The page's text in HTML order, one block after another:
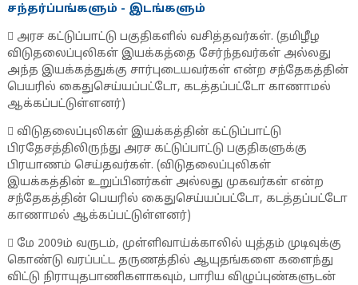
சந்தர்ப்பங்களும் - இடங்களும்
 அரச கட்டுப்பாட்டு பகுதிகளில் வசித்தவர்கள். (தமிழீழ
விடுதலைப்புலிகள் இயக்கத்தை சேர்ந்தவர்கள் அல்லது
அந்த இயக்கத்துக்கு சார்புடையவர்கள் என்ற சந்தேகத்தின்
பெயரில் கைதுசெய்யப்பட்டோ, கடத்தப்பட்டோ காணாமல்
ஆக்கப்பட்டுள்ளனர்)
 விடுதலைப்புலிகள் இயக்கத்தின் கட்டுப்பாட்டு
பிரதேசத்திலிருந்து அரச கட்டுப்பாட்டு பகுதிகளுக்கு
பிரயாணம் செய்தவர்கள். (விடுதலைப்புலிகள்
இயக்கத்தின் உறுப்பினர்கள் அல்லது முகவர்கள் என்ற
சந்தேகத்தின் பெயரில் கைதுசெய்யப்பட்டோ, கடத்தப்பட்டோ
காணாமல் ஆக்கப்பட்டுள்ளனர்)
 மே 2009ம் வருடம், முள்ளிவாய்க்காலில் யுத்தம் முடிவுக்கு
கொண்டு வரப்பட்ட தருணத்தில் ஆயுதங்களை களைந்து
விட்டு நிராயுதபாணிகளாகவும், பாரிய விழுப்புண்களுடன்